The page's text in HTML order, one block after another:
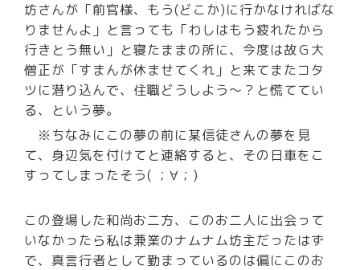
坊さんが「前官様、もう(どこか)に行かなければな
りませんよ」と言っても「わしはもう疲れたから
行きとう無い」と寝たままの所に、今度は故Ｇ大
僧正が「すまんが休ませてくれ」と来てまたコタ
ツに潜り込んで、住職どうしよう～？と慌ててい
る、という夢。
※ちなみにこの夢の前に某信徒さんの夢を見
て、身辺気を付けてと連絡すると、その日車をこ
すってしまったそう( ；∀；)
この登場した和尚お二方、このお二人に出会って
いなかったら私は兼業のナムナム坊主だったはず
で、真言行者として勤まっているのは偏にこのお